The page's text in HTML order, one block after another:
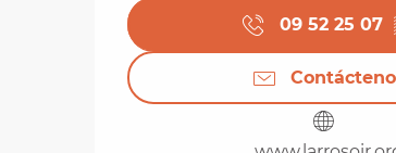
09 52 25 07